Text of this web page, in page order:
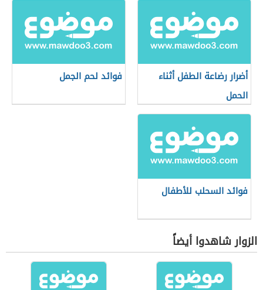
أضرار رضاعة الطفل أثناء
الحمل
فوائد لحم الجمل
فوائد السحلب للأطفال
الزوار شاهدوا أيضاً